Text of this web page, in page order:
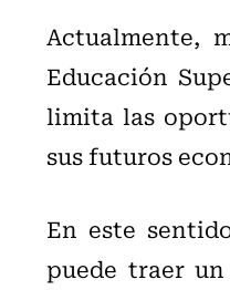
Actualmente,
Educación
limita las
sus futuros
En este
puede traer